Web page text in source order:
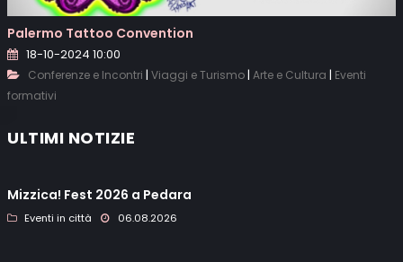
Palermo Tattoo Convention
18-10-2024 10:00
Conferenze e Incontri | Viaggi e Turismo | Arte e Cultura | Eventi
formativi
ULTIMI NOTIZIE
Mizzica! Fest 2026 a Pedara
Eventi in città 06.08.2026